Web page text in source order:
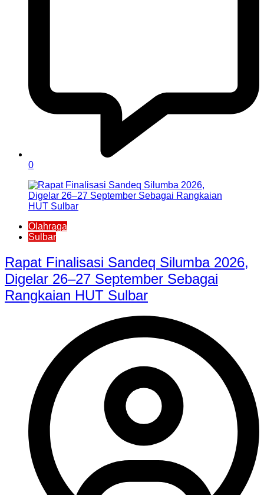
0
Olahraga
Sulbar
Rapat Finalisasi Sandeq Silumba 2026,
Digelar 26–27 September Sebagai
Rangkaian HUT Sulbar